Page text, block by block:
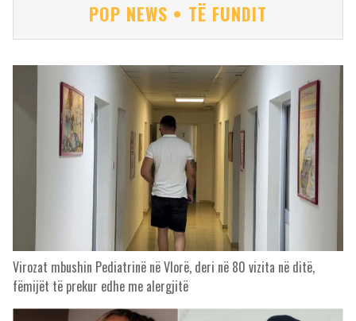
POP NEWS • TË FUNDIT
Virozat mbushin Pediatrinë në Vlorë, deri në 80 vizita në ditë,
fëmijët të prekur edhe me alergjitë